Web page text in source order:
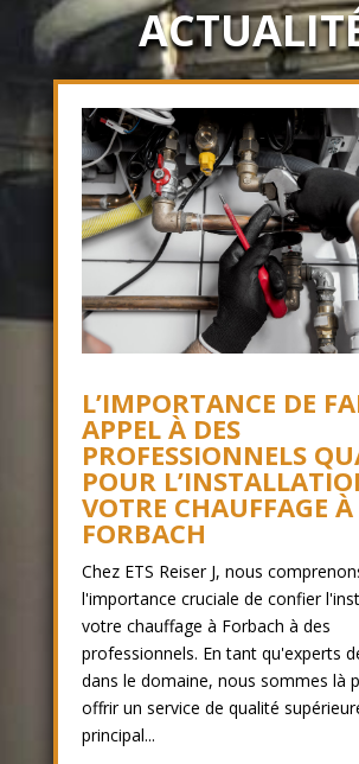
L’IMPORTANCE DE
APPEL À DES
PROFESSIONNELS
POUR
VOTRE CHAUFFAGE À
FORBACH
Chez ETS Reiser J, nous
l'importance cruciale de confier
votre chauffage à Forbach à des
professionnels. En tant qu'experts
dans le domaine, nous sommes là
offrir un service de qualité
principal...